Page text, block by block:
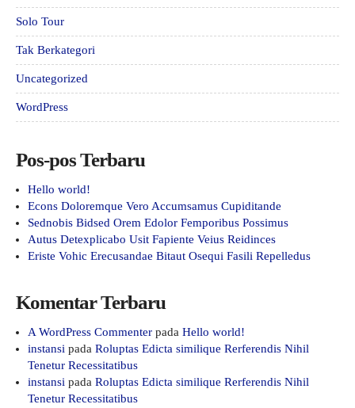
Solo Tour
Tak Berkategori
Uncategorized
WordPress
Pos-pos Terbaru
Hello world!
Econs Doloremque Vero Accumsamus Cupiditande
Sednobis Bidsed Orem Edolor Femporibus Possimus
Autus Detexplicabo Usit Fapiente Veius Reidinces
Eriste Vohic Erecusandae Bitaut Osequi Fasili Repelledus
Komentar Terbaru
A WordPress Commenter pada Hello world!
instansi pada Roluptas Edicta similique Rerferendis Nihil
Tenetur Recessitatibus
instansi pada Roluptas Edicta similique Rerferendis Nihil
Tenetur Recessitatibus